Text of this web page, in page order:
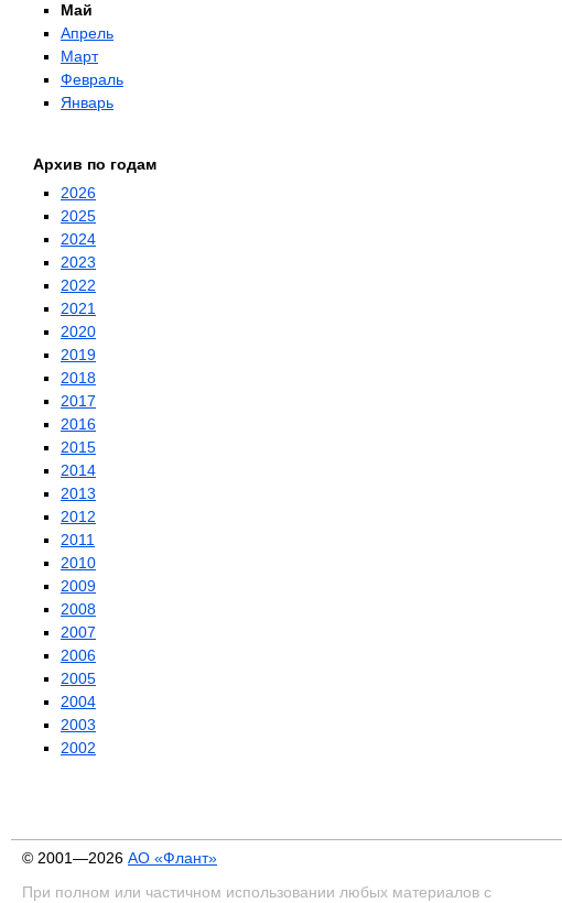
Май
Апрель
Март
Февраль
Январь
Архив по годам
2026
2025
2024
2023
2022
2021
2020
2019
2018
2017
2016
2015
2014
2013
2012
2011
2010
2009
2008
2007
2006
2005
2004
2003
2002
© 2001—2026 АО «Флант»
При полном или частичном использовании любых материалов с